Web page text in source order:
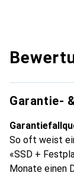
Garantie-
So oft weist
«SSD +
Monate einen